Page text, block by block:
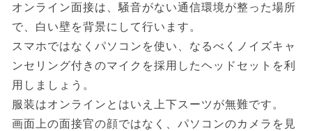
オンライン面接は、騒音がない通信環境が整った場所
で、白い壁を背景にして行います。
スマホではなくパソコンを使い、なるべくノイズキャ
ンセリング付きのマイクを採用したヘッドセットを利
用しましょう。
服装はオンラインとはいえ上下スーツが無難です。
画面上の面接官の顔ではなく、パソコンのカメラを見